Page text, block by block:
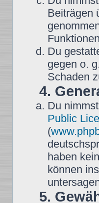
Beiträgen
Du
gegen o.
Schaden
4.
Du
Public
(
haben
können
5.